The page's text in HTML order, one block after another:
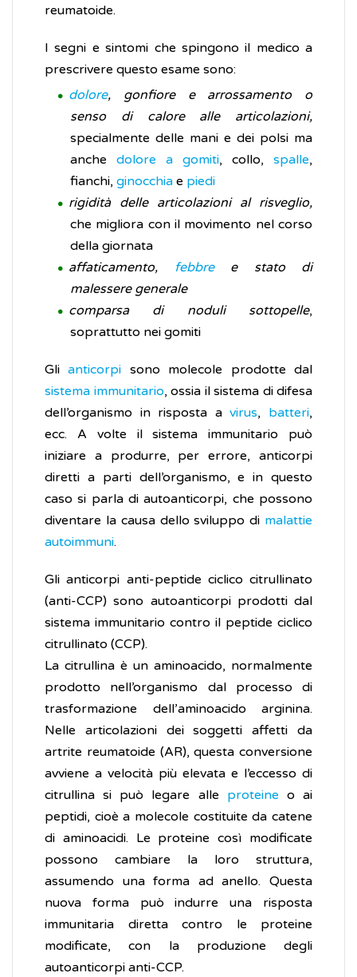
reumatoide.
I segni e sintomi che spingono il medico a
prescrivere questo esame sono:
dolore, gonfiore e arrossamento o
senso di calore alle articolazioni,
specialmente delle mani e dei polsi ma
anche dolore a gomiti, collo, spalle,
fianchi, ginocchia e piedi
rigidità delle articolazioni al risveglio,
che migliora con il movimento nel corso
della giornata
affaticamento,
febbree stato di
malessere generale
comparsa di noduli sottopelle,
soprattutto nei gomiti
Glianticorpi sono molecole prodotte dal
sistema immunitario, ossia il sistema di difesa
dell’organismo in risposta avirus, batteri,
ecc. A volte il sistema immunitario può
iniziare a produrre, per errore, anticorpi
diretti a parti dell’organismo, e in questo
caso si parla di autoanticorpi, che possono
diventare la causa dello sviluppo di malattie
autoimmuni.
Gli anticorpi anti-peptide ciclico citrullinato
(anti-CCP) sono autoanticorpi prodotti dal
sistema immunitario contro il peptide ciclico
citrullinato (CCP).
La citrullina è un aminoacido, normalmente
prodotto nell’organismo dal processo di
trasformazione dell’aminoacido arginina.
Nelle articolazioni dei soggetti affetti da
artrite reumatoide (AR), questa conversione
avviene a velocità più elevata e l’eccesso di
citrullina si può legare alle proteine o ai
peptidi, cioè a molecole costituite da catene
di aminoacidi. Le proteine così modificate
possono cambiare la loro struttura,
assumendo una forma ad anello. Questa
nuova forma può indurre una risposta
immunitaria diretta contro le proteine
modificate, con la produzione degli
autoanticorpi anti-CCP.